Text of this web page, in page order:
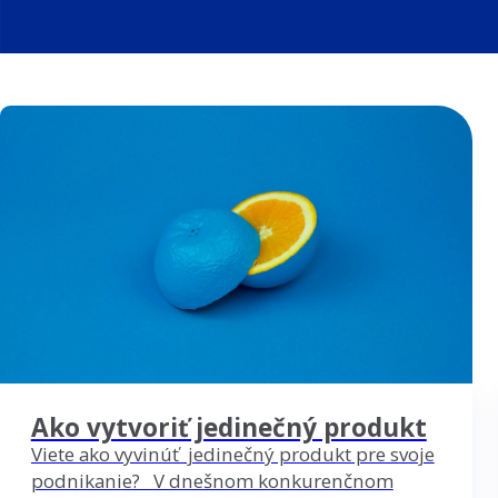
Ako vytvoriť jedinečný produkt
Viete ako vyvinúť jedinečný produkt pre svoje
podnikanie? V dnešnom konkurenčnom